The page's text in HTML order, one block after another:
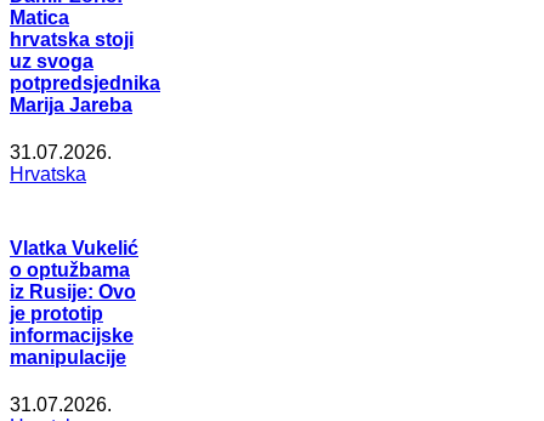
Matica
hrvatska stoji
uz svoga
potpredsjednika
Marija Jareba
31.07.2026.
Hrvatska
Vlatka Vukelić
o optužbama
iz Rusije: Ovo
je prototip
informacijske
manipulacije
31.07.2026.